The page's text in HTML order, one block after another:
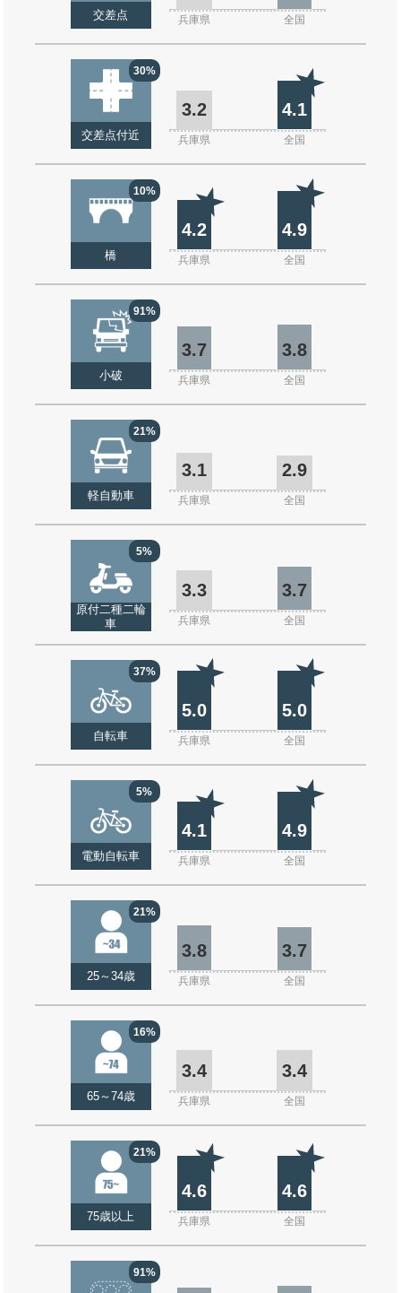
交差点 兵庫県 全国
30%
交差点付近
3.2 4.1
兵庫県 全国
10%
橋
4.2 4.9
兵庫県 全国
91%
小破
3.7 3.8
兵庫県 全国
21%
軽自動車
3.1 2.9
兵庫県 全国
5%
原付二種二輪
車
3.3 3.7
兵庫県 全国
37%
自転車
5.0 5.0
兵庫県 全国
5%
電動自転車
4.1 4.9
兵庫県 全国
21%
25～34歳
3.8 3.7
兵庫県 全国
16%
65～74歳
3.4 3.4
兵庫県 全国
21%
75歳以上
4.6 4.6
兵庫県 全国
91%